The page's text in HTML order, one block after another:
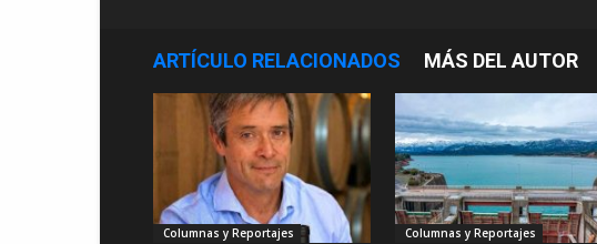
ARTÍCULO RELACIONADOS MÁS DEL AUTOR
Columnas y Reportajes Columnas y Reportajes